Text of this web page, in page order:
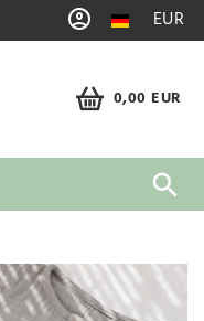
EUR
0,00 EUR